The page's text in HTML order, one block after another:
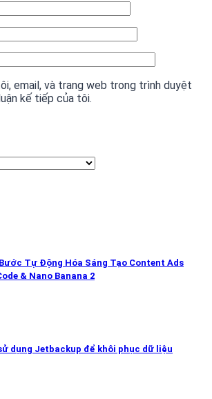
email, và trang web trong trình duyệt
kế tiếp của tôi.
Tự Động Hóa Sáng Tạo Content Ads
& Nano Banana 2
dụng Jetbackup để khôi phục dữ liệu